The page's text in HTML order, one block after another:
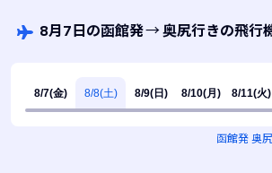
8月7日の函館発→奥尻行きの飛行
8/7(金) 8/8(土) 8/9(日) 8/10(月) 8/11(火)
函館発 奥